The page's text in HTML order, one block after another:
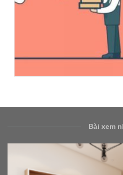
Bài xem